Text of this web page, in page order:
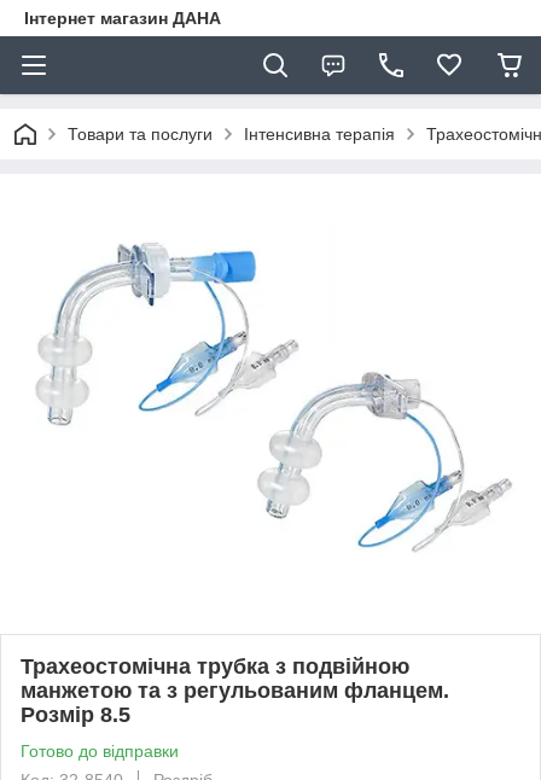
Інтернет магазин ДАНА
Товари та послуги Інтенсивна терапія
Трахеостомічна трубка з подвійною
манжетою та з регульованим фланцем.
Розмір 8.5
Готово до відправки